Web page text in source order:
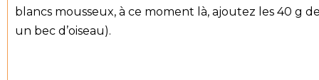
blancs mousseux, à ce moment là, ajoutez les 40 g
un bec d’oiseau).